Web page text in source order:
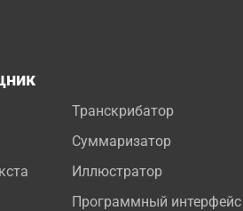
Транскрибатор
Суммаризатор
Иллюстратор
Программный интерфейс